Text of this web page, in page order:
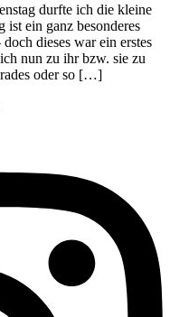
durfte ich die kleine
ist ein ganz besonderes
dieses war ein erstes
nun zu ihr bzw. sie zu
oder so […]